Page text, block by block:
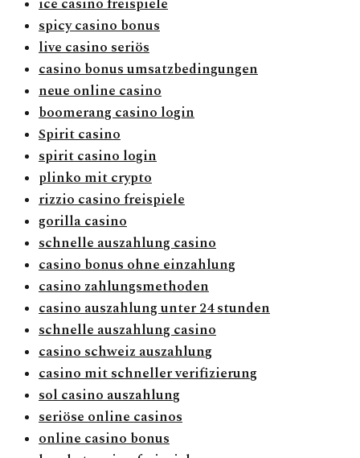
ice casino freispiele
spicy casino bonus
live casino seriös
casino bonus umsatzbedingungen
neue online casino
boomerang casino login
Spirit casino
spirit casino login
plinko mit crypto
rizzio casino freispiele
gorilla casino
schnelle auszahlung casino
casino bonus ohne einzahlung
casino zahlungsmethoden
casino auszahlung unter 24 stunden
schnelle auszahlung casino
casino schweiz auszahlung
casino mit schneller verifizierung
sol casino auszahlung
seriöse online casinos
online casino bonus